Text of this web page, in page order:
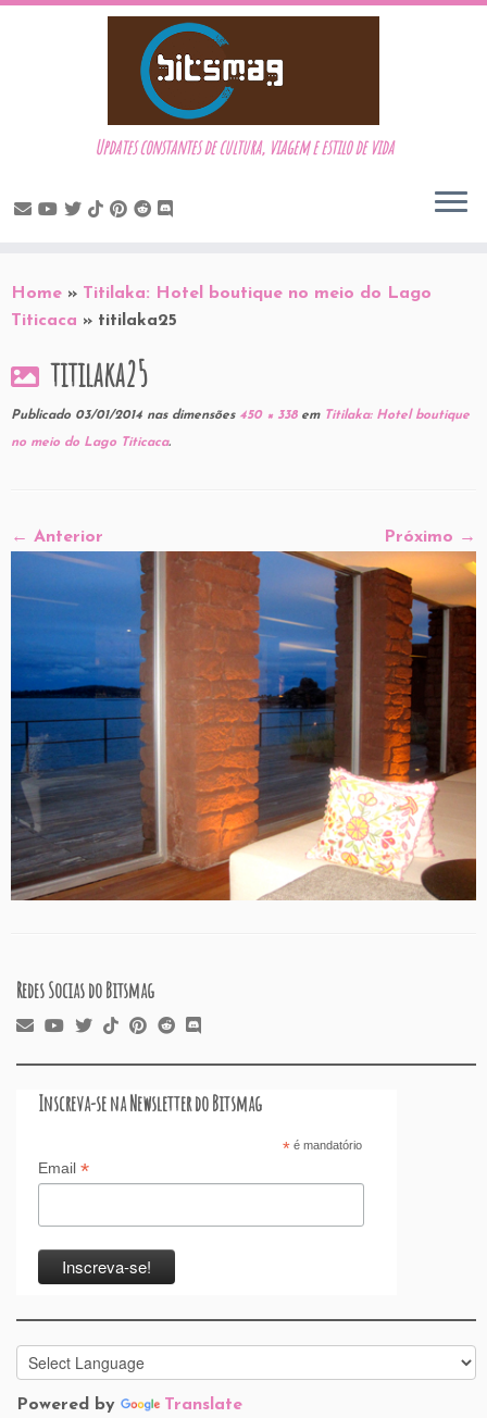
to
content
Updates constantes de cultura, viagem e estilo de vida
Home » Titilaka: Hotel boutique no meio do Lago
Titicaca » titilaka25
titilaka25
Publicado 03/01/2014 nas dimensões450 × 338emTitilaka: Hotel boutique
no meio do Lago Titicaca.
← Anterior Próximo →
Redes Socias do Bitsmag
Inscreva-se na Newsletter do Bitsmag
*é mandatório
Email *
Powered by Translate